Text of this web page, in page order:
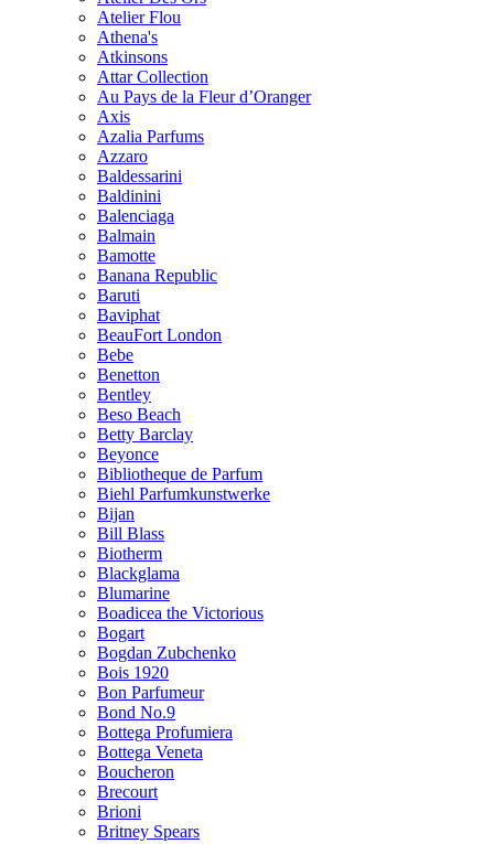
Atelier Flou
Athena's
Atkinsons
Attar Collection
Au Pays de la Fleur d’Oranger
Axis
Azalia Parfums
Azzaro
Baldessarini
Baldinini
Balenciaga
Balmain
Bamotte
Banana Republic
Baruti
Baviphat
BeauFort London
Bebe
Benetton
Bentley
Beso Beach
Betty Barclay
Beyonce
Bibliotheque de Parfum
Biehl Parfumkunstwerke
Bijan
Bill Blass
Biotherm
Blackglama
Blumarine
Boadicea the Victorious
Bogart
Bogdan Zubchenko
Bois 1920
Bon Parfumeur
Bond No.9
Bottega Profumiera
Bottega Veneta
Boucheron
Brecourt
Brioni
Britney Spears